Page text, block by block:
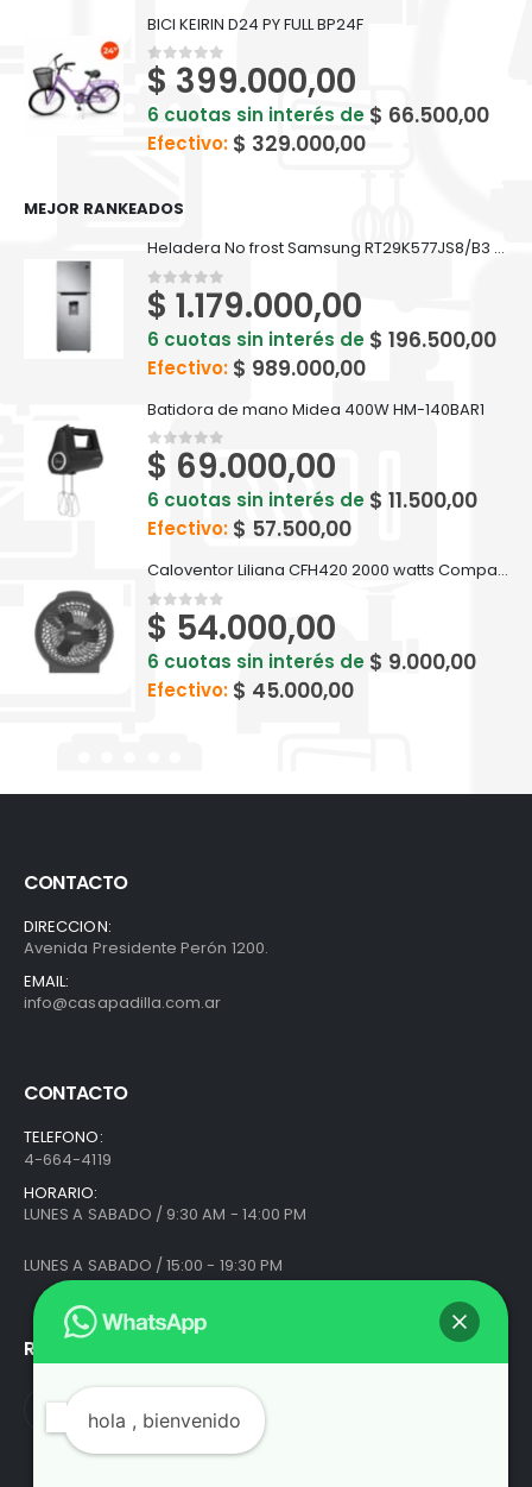
BICI KEIRIN D24 PY FULL BP24F
0out of 5
$ 399.000,00
6 cuotas sin interés de $ 66.500,00
Efectivo: $ 329.000,00
MEJOR RANKEADOS
Heladera No frost Samsung RT29K577JS8/B3 silver inox 299 L
0out of 5
$ 1.179.000,00
6 cuotas sin interés de $ 196.500,00
Efectivo: $ 989.000,00
Batidora de mano Midea 400W HM-140BAR1
0out of 5
$ 69.000,00
6 cuotas sin interés de $ 11.500,00
Efectivo: $ 57.500,00
Caloventor Liliana CFH420 2000 watts Compactsun
0out of 5
$ 54.000,00
6 cuotas sin interés de $ 9.000,00
Efectivo: $ 45.000,00
CONTACTO
DIRECCION:
Avenida Presidente Perón 1200.
EMAIL:
info@casapadilla.com.ar
CONTACTO
TELEFONO:
4-664-4119
HORARIO:
LUNES A SABADO / 9:30 AM - 14:00 PM
LUNES A SABADO / 15:00 - 19:30 PM
REDES SOCIALES
hola , bienvenido